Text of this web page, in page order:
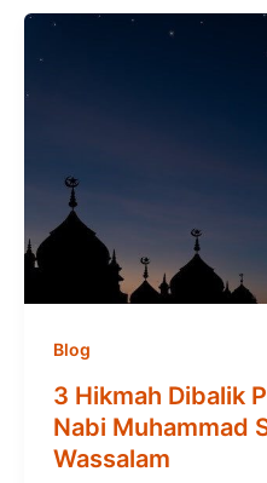
Blog
3 Hikmah Dibalik
Nabi Muhammad
Wassalam